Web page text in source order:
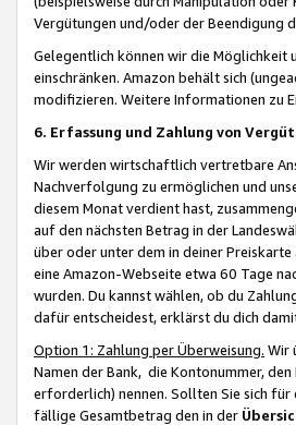
Vergütungen und/oder der Beendigung
Gelegentlich können wir die Möglichkeit
einschränken. Amazon behält sich
modifizieren. Weitere Informationen zu
6. Erfassung und Zahlung von
Wir werden wirtschaftlich vertretbare
Nachverfolgung zu ermöglichen und
diesem Monat verdient hast,
auf den nächsten Betrag in der
über oder unter dem in deiner
eine Amazon-Webseite etwa 60 Tage
wurden. Du kannst wählen, ob du
dafür entscheidest, erklärst du dich
Option 1: Zahlung per Überweisung. Wir
Namen der Bank, die Kontonummer,
erforderlich) nennen. Sollten Sie sich für
fällige Gesamtbetrag den in der